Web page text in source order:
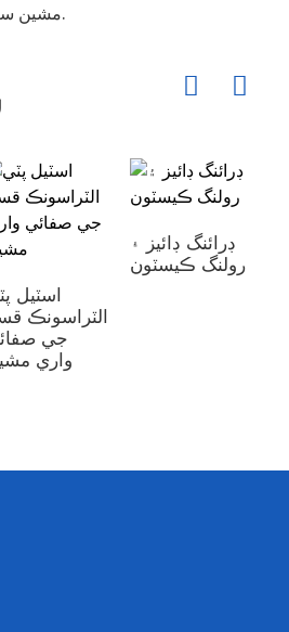
مشين سٺي نموني هلي رهي هجي.
اسٽيل
الٽراسونڪ
جي
واري
ڊرائنگ ڊائيز ۽
رولنگ ڪيسٽون